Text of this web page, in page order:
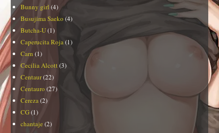
Bunny girl (4)
Busujima Saeko (4)
Butcha-U(1)
Caperucita Roja (1)
Carn (1)
Cecilia Alcott (3)
Centaur(22)
Centauro (27)
Cereza (2)
CG(1)
chantaje (2)